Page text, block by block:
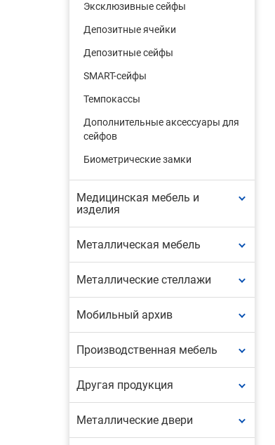
Эксклюзивные сейфы
Депозитные ячейки
Депозитные сейфы
SMART-сейфы
Темпокассы
Дополнительные аксессуары для
сейфов
Биометрические замки
Медицинская мебель и
изделия
Металлическая мебель
Металлические стеллажи
Мобильный архив
Производственная мебель
Другая продукция
Металлические двери